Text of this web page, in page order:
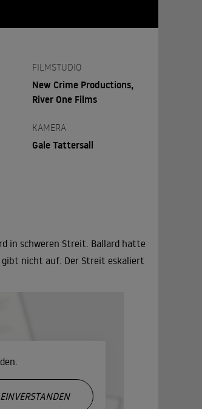
FILMSTUDIO
New Crime Productions,
River One Films
KAMERA
Gale Tattersall
in schweren Streit. Ballard hatte
gibt nicht auf. Der Streit eskaliert
EINVERSTANDEN